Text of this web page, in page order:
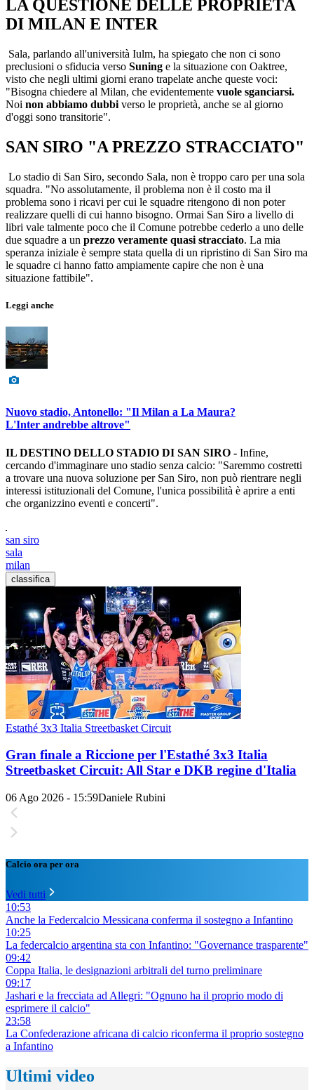
LA QUESTIONE DELLE PROPRIETÀ
DI MILAN E INTER
Sala, parlando all'università Iulm, ha spiegato che non ci sono
preclusioni o sfiducia verso Suning e la situazione con Oaktree,
visto che negli ultimi giorni erano trapelate anche queste voci:
"Bisogna chiedere al Milan, che evidentemente vuole sganciarsi.
Noi non abbiamo dubbi verso le proprietà, anche se al giorno
d'oggi sono transitorie".
SAN SIRO "A PREZZO STRACCIATO"
Lo stadio di San Siro, secondo Sala, non è troppo caro per una sola
squadra. "No assolutamente, il problema non è il costo ma il
problema sono i ricavi per cui le squadre ritengono di non poter
realizzare quelli di cui hanno bisogno. Ormai San Siro a livello di
libri vale talmente poco che il Comune potrebbe cederlo a uno delle
due squadre a un prezzo veramente quasi stracciato. La mia
speranza iniziale è sempre stata quella di un ripristino di San Siro ma
le squadre ci hanno fatto ampiamente capire che non è una
situazione fattibile".
Leggi anche
Nuovo stadio, Antonello: "Il Milan a La Maura?
L'Inter andrebbe altrove"
IL DESTINO DELLO STADIO DI SAN SIRO - Infine,
cercando d'immaginare uno stadio senza calcio: "Saremmo costretti
a trovare una nuova soluzione per San Siro, non può rientrare negli
interessi istituzionali del Comune, l'unica possibilità è aprire a enti
che organizzino eventi e concerti".
san siro
sala
milan
classifica
Estathé 3x3 Italia Streetbasket Circuit
Gran finale a Riccione per l'Estathé 3x3 Italia
Streetbasket Circuit: All Star e DKB regine d'Italia
06 Ago 2026 - 15:59Daniele Rubini
Calcio ora per ora
Vedi tutti
10:53
Anche la Federcalcio Messicana conferma il sostegno a Infantino
10:25
La federcalcio argentina sta con Infantino: "Governance trasparente"
09:42
Coppa Italia, le designazioni arbitrali del turno preliminare
09:17
Jashari e la frecciata ad Allegri: "Ognuno ha il proprio modo di
esprimere il calcio"
23:58
La Confederazione africana di calcio riconferma il proprio sostegno
a Infantino
Ultimi video